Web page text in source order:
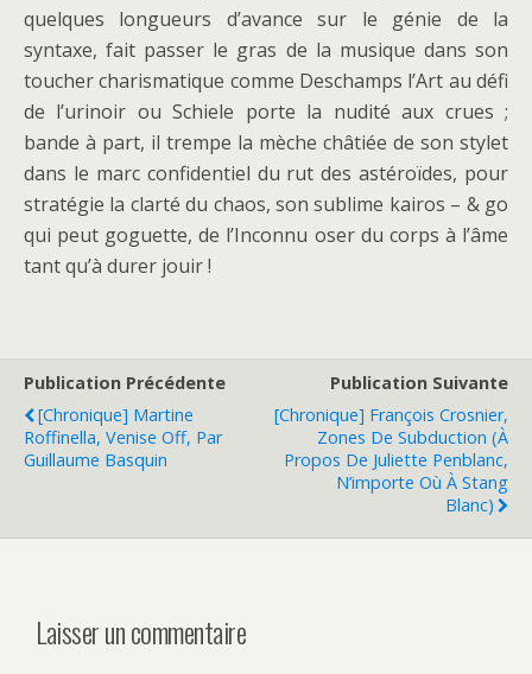
quelques longueurs d’avance sur le génie de la
syntaxe, fait passer le gras de la musique dans son
toucher charismatique comme Deschamps l’Art au défi
de l’urinoir ou Schiele porte la nudité aux crues ;
bande à part, il trempe la mèche châtiée de son stylet
dans le marc confidentiel du rut des astéroïdes, pour
stratégie la clarté du chaos, son sublime kairos – & go
qui peut goguette, de l’Inconnu oser du corps à l’âme
tant qu’à durer jouir !
Publication Précédente
[Chronique] Martine
Roffinella, Venise Off, Par
Guillaume Basquin
Publication Suivante
[Chronique] François Crosnier,
Zones De Subduction (à
Propos De Juliette Penblanc,
N’importe Où À Stang
Blanc)
Laisser un commentaire